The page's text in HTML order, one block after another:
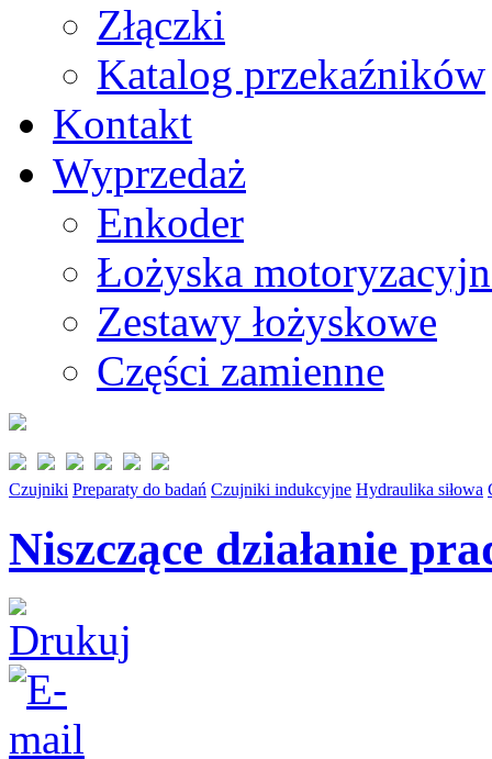
Złączki
Katalog przekaźników
Kontakt
Wyprzedaż
Enkoder
Łożyska
Zestawy łożyskowe
Części zamienne
Czujniki Preparaty do badań Czujniki indukcyjne Hydraulika siłowa
Niszczące działanie